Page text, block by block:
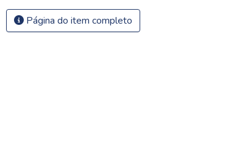
Página do item completo